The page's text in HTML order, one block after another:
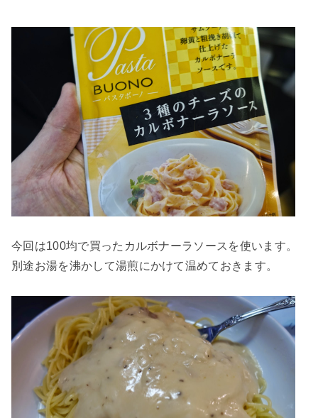
今回は100均で買ったカルボナーラソースを使います。
別途お湯を沸かして湯煎にかけて温めておきます。